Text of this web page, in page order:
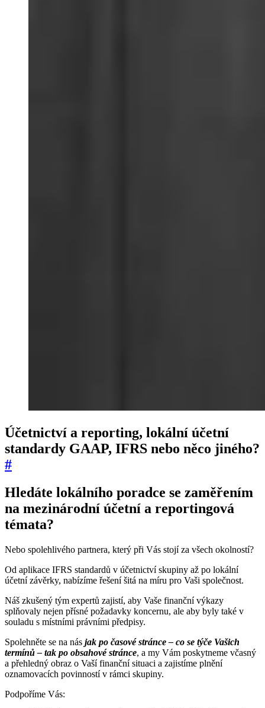
Účetnictví a reporting, lokální účetní
standardy GAAP, IFRS nebo něco jiného?
#
Hledáte lokálního poradce se zaměřením
na mezinárodní účetní a reportingová
témata?
Nebo spolehlivého partnera, který při Vás stojí za všech okolností?
Od aplikace IFRS standardů v účetnictví skupiny až po lokální
účetní závěrky, nabízíme řešení šitá na míru pro Vaši společnost.
Náš zkušený tým expertů zajistí, aby Vaše finanční výkazy
splňovaly nejen přísné požadavky koncernu, ale aby byly také v
souladu s místními právními předpisy.
Spolehněte se na nás jak po časové stránce – co se týče Vašich
termínů – tak po obsahové stránce, a my Vám poskytneme včasný
a přehledný obraz o Vaší finanční situaci a zajistíme plnění
oznamovacích povinností v rámci skupiny.
Podpoříme Vás: